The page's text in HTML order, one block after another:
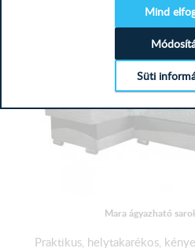
Mara ágyazható
Praktikus, helytakarékos,
Mind
Süti